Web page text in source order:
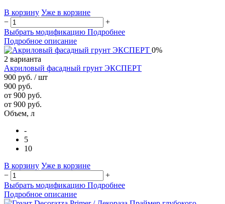
В корзину Уже в корзине
−
+
Выбрать модификацию Подробнее
Подробное описание
0%
2 варианта
Акриловый фасадный грунт ЭКСПЕРТ
900 руб. / шт
900 руб.
от 900 руб.
от 900 руб.
Объем, л
-
5
10
В корзину Уже в корзине
−
+
Выбрать модификацию Подробнее
Подробное описание